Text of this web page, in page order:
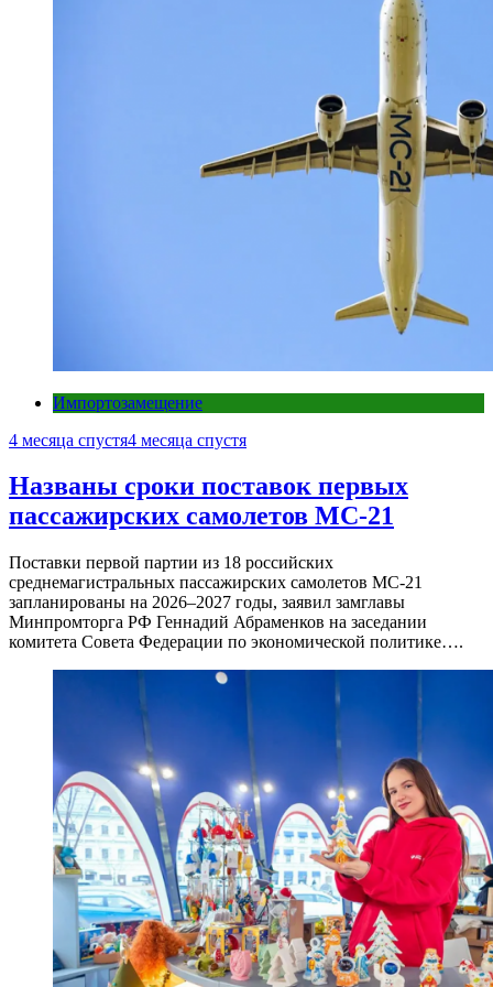
Импортозамещение
4 месяца спустя4 месяца спустя
Названы сроки поставок первых
пассажирских самолетов МС-21
Поставки первой партии из 18 российских
среднемагистральных пассажирских самолетов МС-21
запланированы на 2026–2027 годы, заявил замглавы
Минпромторга РФ Геннадий Абраменков на заседании
комитета Совета Федерации по экономической политике….